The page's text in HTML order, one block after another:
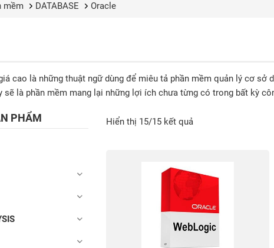
mềm DATABASE Oracle
cao là những thuật ngữ dùng để miêu tả phần mềm quản lý cơ
sẽ là phần mềm mang lại những lợi ích chưa từng có trong bất kỳ
PHẨM Hiển thị 15/15 kết quả